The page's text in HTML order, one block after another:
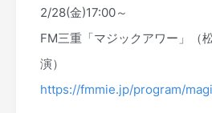
2/28(金)17:00～
FM三重「マジックアワー」（
演）
https://fmmie.jp/program/